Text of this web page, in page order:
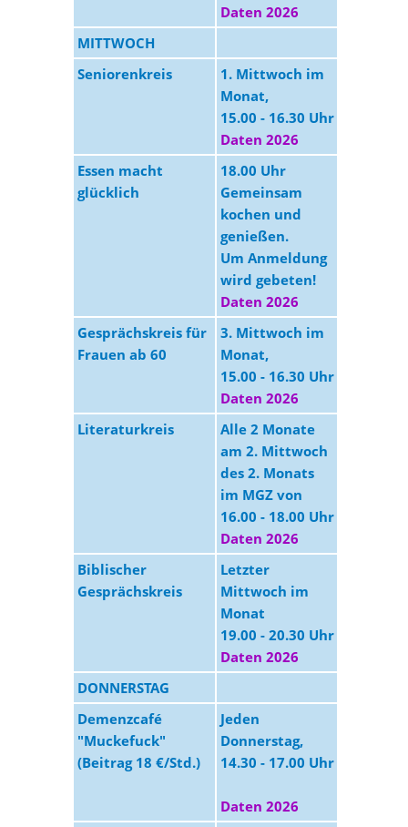
Daten 2026
MITTWOCH
Seniorenkreis
1. Mittwoch im
Monat,
15.00 - 16.30 Uhr
Daten 2026
Essen macht
glücklich
18.00 Uhr
Gemeinsam
kochen und
genießen.
Um Anmeldung
wird gebeten!
Daten 2026
Gesprächskreis für
Frauen ab 60
3. Mittwoch im
Monat,
15.00 - 16.30 Uhr
Daten 2026
Literaturkreis
Alle 2 Monate
am 2. Mittwoch
des 2. Monats
im MGZ von
16.00 - 18.00 Uhr
Daten 2026
Biblischer
Gesprächskreis
Letzter
Mittwoch im
Monat
19.00 - 20.30 Uhr
Daten 2026
DONNERSTAG
Demenzcafé
"Muckefuck"
(Beitrag 18 €/Std.)
Jeden
Donnerstag,
14.30 - 17.00 Uhr
Daten 2026